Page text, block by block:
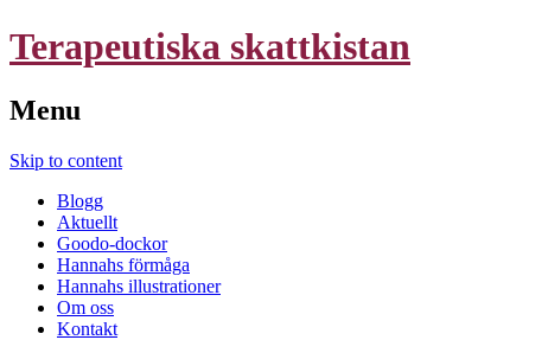
Terapeutiska skattkistan
Menu
Skip to content
Blogg
Aktuellt
Goodo-dockor
Hannahs förmåga
Hannahs illustrationer
Om oss
Kontakt